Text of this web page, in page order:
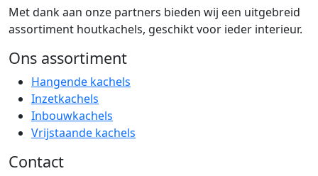
Met dank aan onze partners bieden wij een uitgebreid
assortiment houtkachels, geschikt voor ieder interieur.
Ons assortiment
Hangende kachels
Inzetkachels
Inbouwkachels
Vrijstaande kachels
Contact